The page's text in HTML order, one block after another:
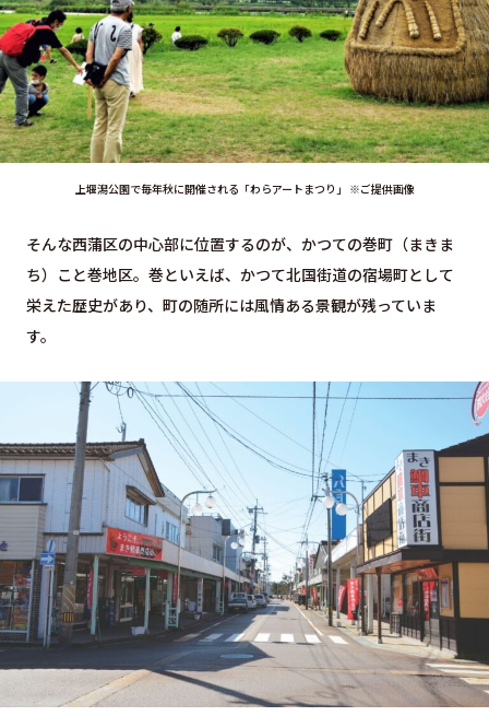
上堰潟公園で毎年秋に開催される「わらアートまつり」 ※ご提供画像
そんな西蒲区の中心部に位置するのが、かつての巻町（まきま
ち）こと巻地区。巻といえば、かつて北国街道の宿場町として
栄えた歴史があり、町の随所には風情ある景観が残っていま
す。